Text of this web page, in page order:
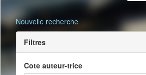
Nouvelle recherche
Filtres
Cote auteur-trice